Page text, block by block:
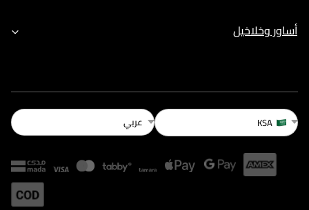
أساور وخلاخيل
KSA عربي